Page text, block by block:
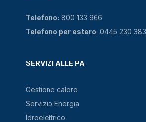
SERVIZI ALLE PA
Gestione calore
Servizio Energia
Idroelettrico
Telefono: 800 133 966
Telefono per estero: 0445 230 383